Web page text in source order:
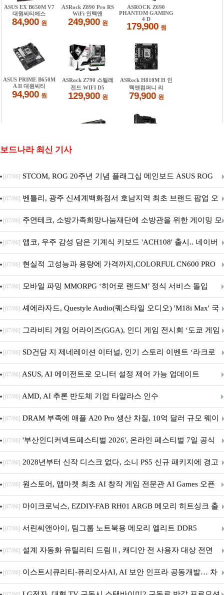
보드나라 최신 기사
[07/06] STCOM, ROG 20주년 기념 플래그십 메인보드 ASUS ROG
Crosshair X870E EDITION 20 국내 출시 예정
[07/06] 벤틀리, 광주 신세계백화점서 호남지역 최초 브랜드 팝업 오
픈
[07/06] 주연테크, 소방가족희망나눔재단에 소방관을 위한 게이밍 모
니터·스마트 펫 침대 기부
[07/06] 앱코, 우주 감성 담은 기계식 키보드 'ACH108' 출시.. 네이버
브랜드데이 기획전 진행
[07/06] 현실적 고성능과 용량에 가격까지,COLORFUL CN600 PRO
M.2 NVMe 디앤디컴 1TB
[07/06] 모바일 파밍 MMORPG ‘히어로 랜드M’ 정식 서비스 돌입
[07/06] 셰에라자드, Questyle Audio(퀘스타일 오디오) 'M18i Max' 국
내 정식 출시
[07/06] 그라비티 게임 어라이즈(GGA), 인디 게임 전시회 ‘도쿄 게임
던전 13’ 참가!
[07/06] SD건담 지 제네레이션 이터널, 인기 스토리 이벤트 ‘라크로
아의 용사’ 재개최 및 풍성한 기념 이벤트 실시!
[07/06] ASUS, AI 에이전트로 모니터 설정 제어 가능 업데이트
[07/06] AMD, AI 추론 반도체 기업 타알라스 인수
[07/06] DRAM 부족에 애플 A20 Pro 생산 차질, 10억 달러 규모 웨이
퍼 대기
[07/06] '부산인디커넥트페스티벌 2026', 온라인 페스티벌 7일 공식
개막... 22일간 진행
[07/06] 2028년부터 신작 디스크 없다, 소니 PS5 신규 패키지에 경고
문 추가
[07/06] 원스토어, 앱마켓 최초 AI 창작 게임 전문관 AI Games 오픈
[07/06] 마이크로닉스, EZDIY-FAB RH01 ARGB 메모리 히트싱크 출
시
[07/06] 서린씨앤아이, 팀그룹 노트북용 메모리 엘리트 DDR5
5600MHz 16GB 출시
[07/06] 설계 자동화 유틸리티 드림Ⅱ, 캐디안 전 사용자 대상 전면
무상 배포
[07/06] 이스트시큐리티-퓨리오사AI, AI 보안 인프라 공동개발… 차